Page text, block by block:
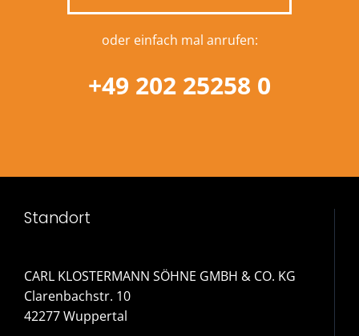
oder einfach mal anrufen:
+49 202 25258 0
Standort
CARL KLOSTERMANN SÖHNE GMBH & CO. KG
Clarenbachstr. 10
42277 Wuppertal